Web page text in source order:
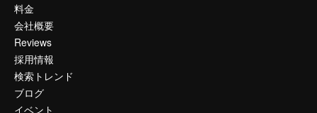
料金
会社概要
Reviews
採用情報
検索トレンド
ブログ
イベント